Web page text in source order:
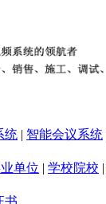
统 | 智能会议系统
单位 | 学校院校 |
书